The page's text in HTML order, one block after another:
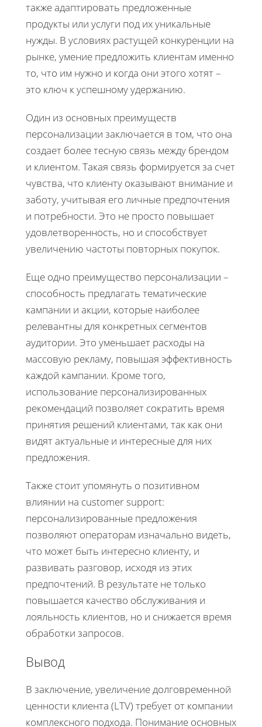
также адаптировать предложенные
продукты или услуги под их уникальные
нужды. В условиях растущей конкуренции на
рынке, умение предложить клиентам именно
то, что им нужно и когда они этого хотят –
это ключ к успешному удержанию.
Один из основных преимуществ
персонализации заключается в том, что она
создает более тесную связь между брендом
и клиентом. Такая связь формируется за счет
чувства, что клиенту оказывают внимание и
заботу, учитывая его личные предпочтения
и потребности. Это не просто повышает
удовлетворенность, но и способствует
увеличению частоты повторных покупок.
Еще одно преимущество персонализации –
способность предлагать тематические
кампании и акции, которые наиболее
релевантны для конкретных сегментов
аудитории. Это уменьшает расходы на
массовую рекламу, повышая эффективность
каждой кампании. Кроме того,
использование персонализированных
рекомендаций позволяет сократить время
принятия решений клиентами, так как они
видят актуальные и интересные для них
предложения.
Также стоит упомянуть о позитивном
влиянии на customer support:
персонализированные предложения
позволяют операторам изначально видеть,
что может быть интересно клиенту, и
развивать разговор, исходя из этих
предпочтений. В результате не только
повышается качество обслуживания и
лояльность клиентов, но и снижается время
обработки запросов.
Вывод
В заключение, увеличение долговременной
ценности клиента (LTV) требует от компании
комплексного подхода. Понимание основных